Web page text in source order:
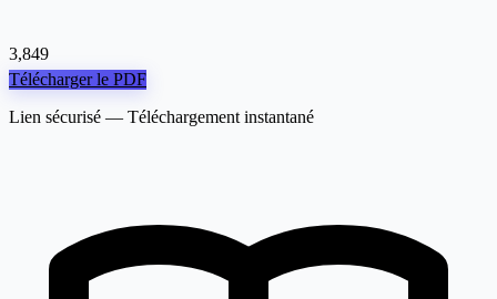
3,849
Télécharger le PDF
Lien sécurisé — Téléchargement instantané